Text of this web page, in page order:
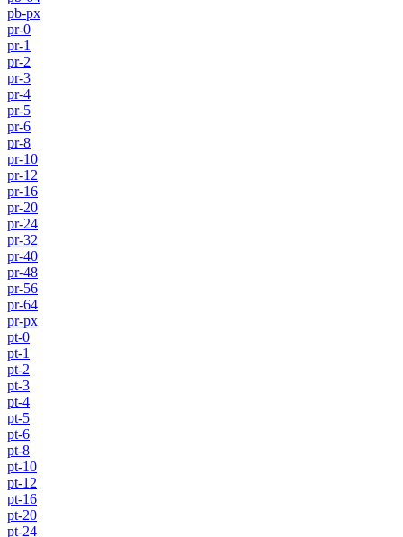
pb-px
pr-0
pr-1
pr-2
pr-3
pr-4
pr-5
pr-6
pr-8
pr-10
pr-12
pr-16
pr-20
pr-24
pr-32
pr-40
pr-48
pr-56
pr-64
pr-px
pt-0
pt-1
pt-2
pt-3
pt-4
pt-5
pt-6
pt-8
pt-10
pt-12
pt-16
pt-20
pt-24